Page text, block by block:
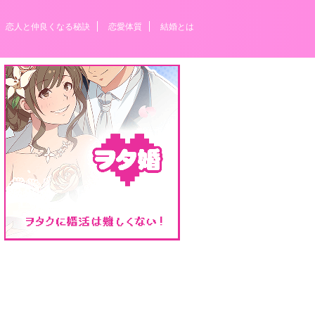
恋人と仲良くなる秘訣 恋愛体質 結婚とは